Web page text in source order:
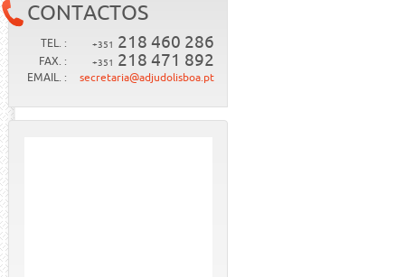
CONTACTOS
TEL. : +351 218 460 286
FAX. : +351 218 471 892
EMAIL. : secretaria@adjudolisboa.pt